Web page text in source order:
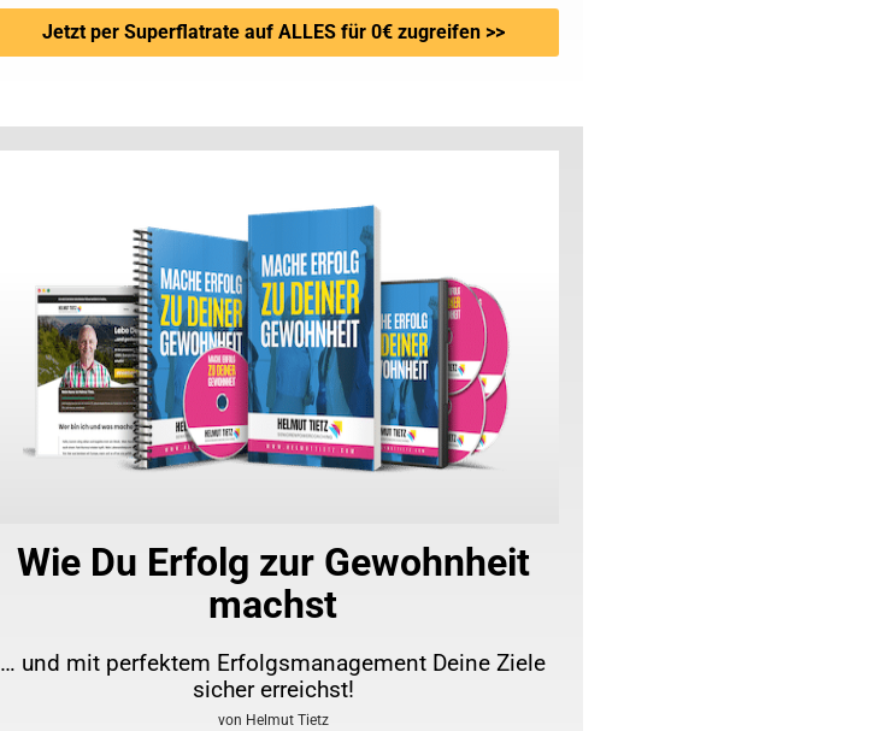
Jetzt per Superflatrate auf ALLES für 0€ zugreifen >>
Wie Du Erfolg zur Gewohnheit
machst
… und mit perfektem Erfolgsmanagement Deine Ziele
sicher erreichst!
von Helmut Tietz